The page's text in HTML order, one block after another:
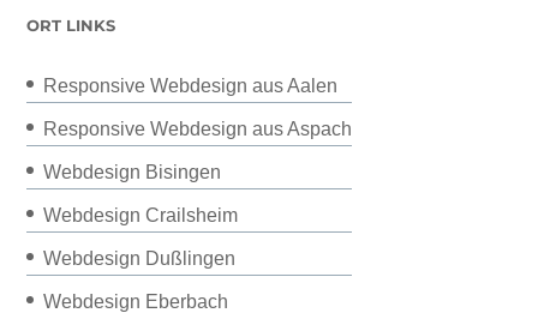
ORT LINKS
Responsive Webdesign aus Aalen
Responsive Webdesign aus Aspach
Webdesign Bisingen
Webdesign Crailsheim
Webdesign Dußlingen
Webdesign Eberbach